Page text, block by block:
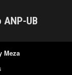
UB
Meza